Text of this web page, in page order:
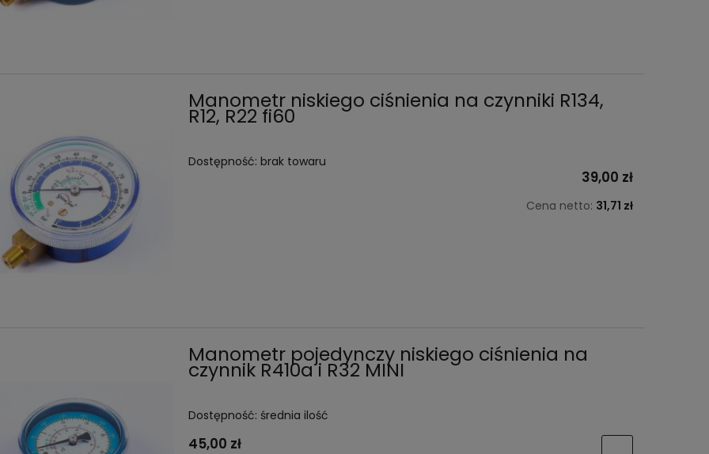
Manometr niskiego ciśnienia na czynniki R134,
R12, R22 fi60
Dostępność: brak towaru
39,00 zł
Cena netto: 31,71 zł
Manometr pojedynczy niskiego ciśnienia na
czynnik R410a i R32 MINI
Dostępność: średnia ilość
45,00 zł